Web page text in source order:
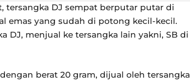
tersangka DJ sempat berputar putar di
emas yang sudah di potong kecil-kecil.
DJ, menjual ke tersangka lain yakni, SB di
berat 20 gram, dijual oleh tersangka